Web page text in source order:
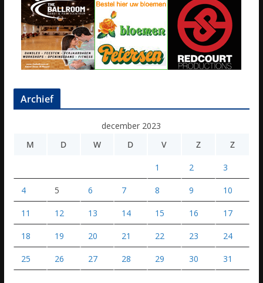
Archief
december 2023
M
D W D V Z Z
1 2 3
4 5 6 7 8 9 10
11 12 13 14 15 16 17
18 19 20 21 22 23 24
25 26 27 28 29 30 31